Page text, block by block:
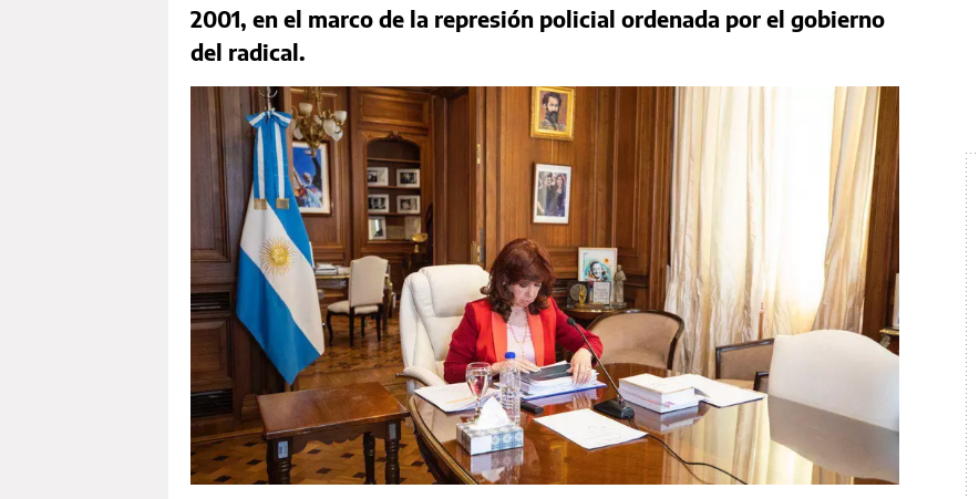
2001, en el marco de la represión policial ordenada por el gobierno
del radical.